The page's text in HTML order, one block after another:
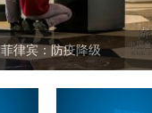
菲律宾：防疫降级